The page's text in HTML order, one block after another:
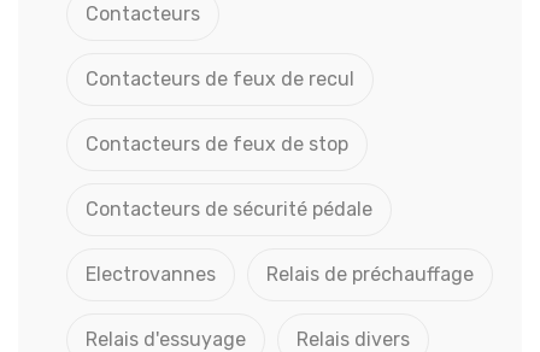
Contacteurs
Contacteurs de feux de recul
Contacteurs de feux de stop
Contacteurs de sécurité pédale
Electrovannes Relais de préchauffage
Relais d'essuyage Relais divers